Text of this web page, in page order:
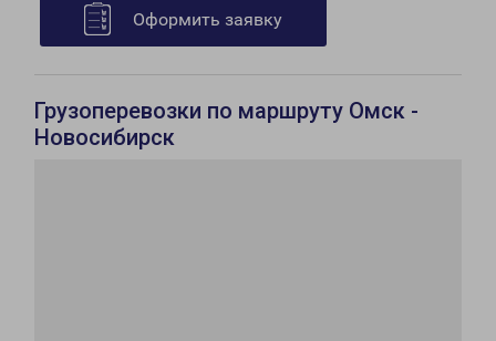
Оформить заявку
Грузоперевозки по маршруту Омск -
Новосибирск